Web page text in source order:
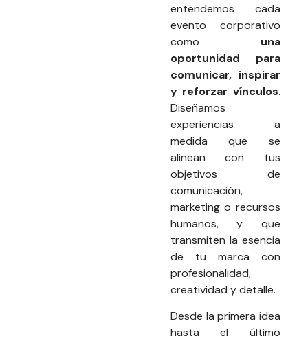
entendemos cada
evento corporativo
como una
oportunidad para
comunicar, inspirar
y reforzar vínculos.
Diseñamos
experiencias a
medida que se
alinean con tus
objetivos de
comunicación,
marketing o recursos
humanos, y que
transmiten la esencia
de tu marca con
profesionalidad,
creatividad y detalle.
Desde la primera idea
hasta el último